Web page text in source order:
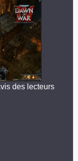
des lecteurs